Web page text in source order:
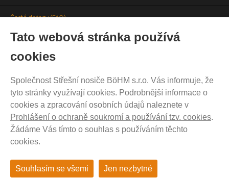
Tato webová stránka používá
cookies
Společnost Střešní nosiče BöHM s.r.o. Vás informuje, že
tyto stránky využívají cookies. Podrobnější informace o
cookies a zpracování osobních údajů naleznete v
Prohlášení o ochraně soukromí a používání tzv. cookies.
Žádáme Vás tímto o souhlas s používáním těchto
cookies.
Souhlasím se všemi Jen nezbytné
Časté dotazy (FAQ)
Prodejny
Aktuality
Kontakty
Ochrana soukromí
Cookies nastavení